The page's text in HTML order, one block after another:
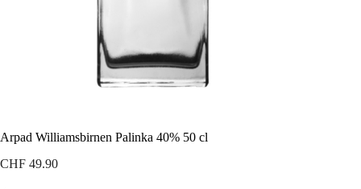
Arpad Williamsbirnen Palinka 40% 50 cl
CHF 49.90